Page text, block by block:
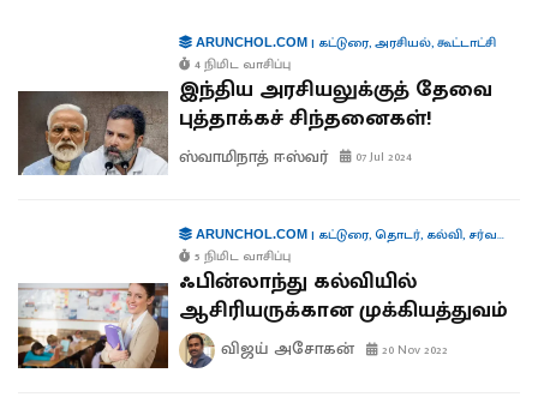
ARUNCHOL.COM| கட்டுரை,அரசியல்,கூட்டாட்சி
4 நிமிட வாசிப்பு
இந்திய அரசியலுக்குத் தேவை
புத்தாக்கச் சிந்தனைகள்!
ஸ்வாமிநாத் ஈஸ்வர் 07 Jul 2024
ARUNCHOL.COM| கட்டுரை,தொடர், கல்வி, சர்வதேசம்
5 நிமிட வாசிப்பு
ஃபின்லாந்து கல்வியில்
ஆசிரியருக்கான முக்கியத்துவம்
விஜய் அசோகன் 20 Nov 2022